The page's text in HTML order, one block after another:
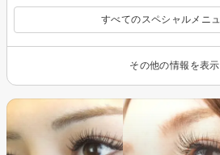
すべてのスペシャルメニ
その他の情報を表示